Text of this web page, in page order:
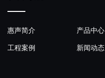
惠声简介 产品中心
工程案例 新闻动态